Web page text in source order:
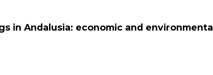
in Andalusia: economic and environmental